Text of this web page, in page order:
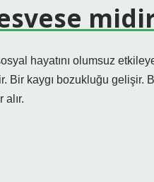
hayatını olumsuz
Bir kaygı bozukluğu
alır.